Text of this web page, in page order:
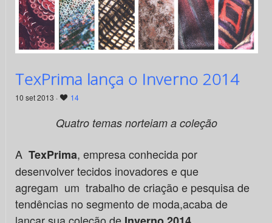
TexPrima lança o Inverno 2014
10 set 2013 · 14
Quatro temas norteiam a coleção
A TexPrima, empresa conhecida por
desenvolver tecidos inovadores e que
agregam um trabalho de criação e pesquisa de
tendências no segmento de moda,acaba de